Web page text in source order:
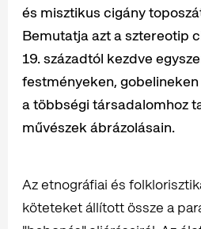
és misztikus cigány
Bemutatja azt a sztereotip
19. századtól kezdve
festményeken,
a többségi társadalomhoz
művészek ábrázolásain.
Az etnográfiai és
köteteket állított össze a